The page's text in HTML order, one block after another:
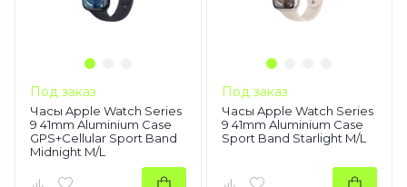
Под заказ
Часы Apple Watch Series
9 41mm Aluminium Case
GPS+Cellular Sport Band
Midnight M/L
Под заказ
Часы Apple Watch Series
9 41mm Aluminium Case
Sport Band Starlight M/L